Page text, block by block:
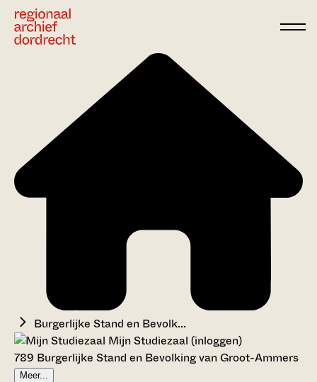
Burgerlijke Stand en Bevolk...
Mijn Studiezaal (inloggen)
789 Burgerlijke Stand en Bevolking van Groot-Ammers
Meer...